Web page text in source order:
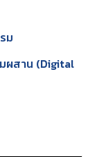
ม
ผสาน (Digital